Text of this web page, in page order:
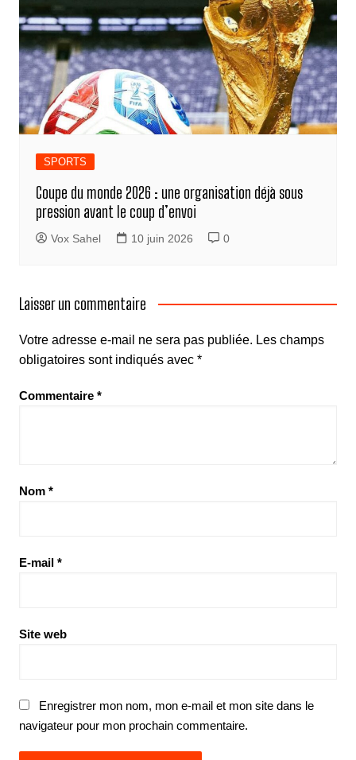
SPORTS
Coupe du monde 2026 : une organisation déjà sous
pression avant le coup d’envoi
Vox Sahel 10 juin 2026 0
Laisser un commentaire
Votre adresse e-mail ne sera pas publiée. Les champs
obligatoires sont indiqués avec *
Commentaire *
Nom *
E-mail *
Site web
Enregistrer mon nom, mon e-mail et mon site dans le
navigateur pour mon prochain commentaire.